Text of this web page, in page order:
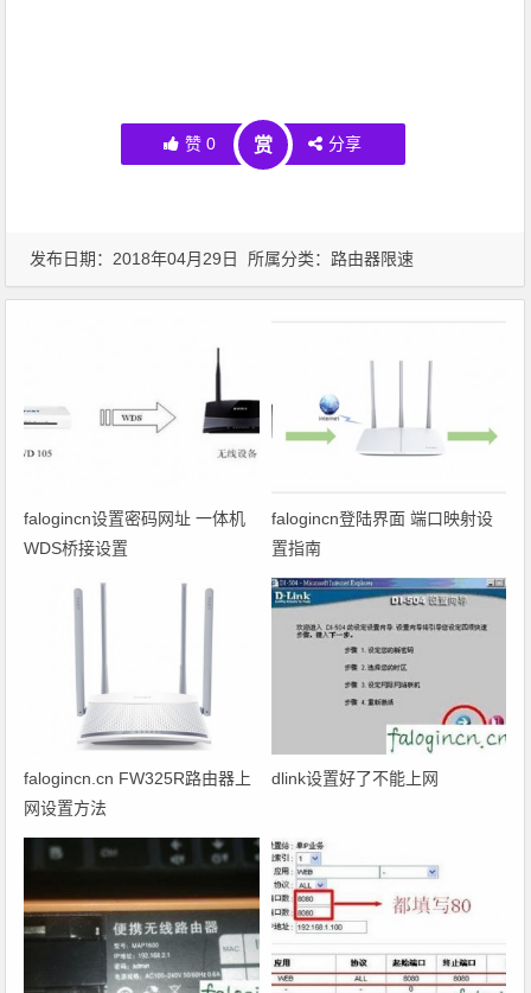
赞 0 赏 分享
发布日期：2018年04月29日 所属分类： 路由器限速
falogincn设置密码网址 一体机
WDS桥接设置
falogincn登陆界面 端口映射设
置指南
falogincn.cn FW325R路由器上
网设置方法
dlink设置好了不能上网